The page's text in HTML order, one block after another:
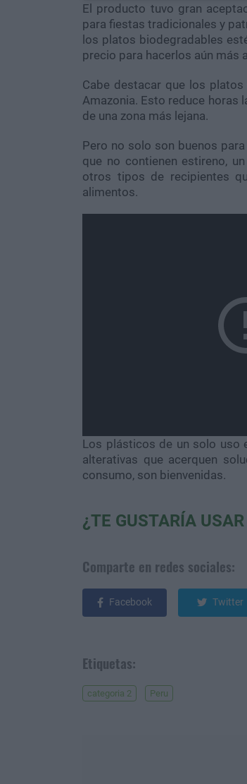
El producto tuvo gran
para fiestas tradicionales y
los platos biodegradables
precio para hacerlos aún
Cabe destacar que los
Amazonia. Esto reduce
de una zona más lejana.
Pero no solo son buenos
que no contienen estireno,
otros tipos de recipientes
alimentos.
Los plásticos de un solo uso
alterativas que acerquen
consumo, son bienvenidas.
¿TE GUSTARÍA
Comparte en redes sociales:
Facebook Twitter
Etiquetas:
categoria 2 Peru